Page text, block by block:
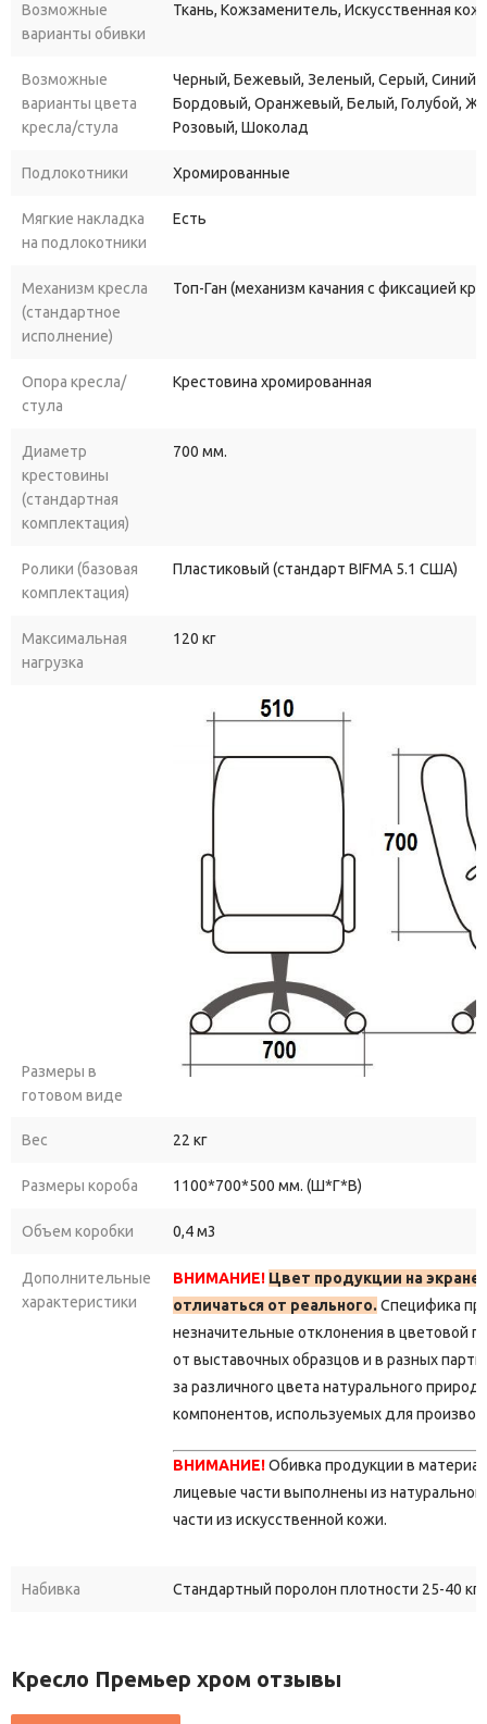
Купить кресло Премьер Хромдля офиса или для дома, Вы
можете в различных обивочных материалах с
или резиновые ролики.
Возможные
варианты обивки
Ткань, Кожзаменитель, Искусственная
Возможные
варианты цвета
кресла/стула
Черный, Бежевый, Зеленый, Серый, Синий,
Бордовый, Оранжевый, Белый, Голубой,
Розовый, Шоколад
Подлокотники Хромированные
Мягкие накладка
на подлокотники
Есть
Механизм кресла
(стандартное
исполнение)
Топ-Ган (механизм качания с фиксацией
Опора кресла/
стула
Крестовина хромированная
Диаметр
крестовины
(стандартная
комплектация)
700 мм.
Ролики (базовая
комплектация)
Пластиковый (стандарт BIFMA 5.1 США)
Максимальная
нагрузка
120 кг
Размеры в
готовом виде
Вес 22 кг
Размеры короба 1100*700*500 мм. (Ш*Г*В)
Объем коробки 0,4 м3
Дополнительные
характеристики
ВНИМАНИЕ! Цвет продукции на
отличаться от реального. Специфика
незначительные отклонения в цветовой
от выставочных образцов и в разных
за различного цвета натурального
компонентов, используемых для
ВНИМАНИЕ!Обивка продукции в
лицевые части выполнены из
части из искусственной кожи.
Набивка Стандартный поролон плотности 25-40
Кресло Премьер хром отзывы